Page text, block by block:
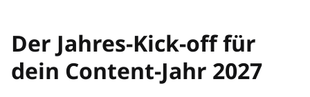
Der Jahres-Kick-off für
dein Content-Jahr 2027